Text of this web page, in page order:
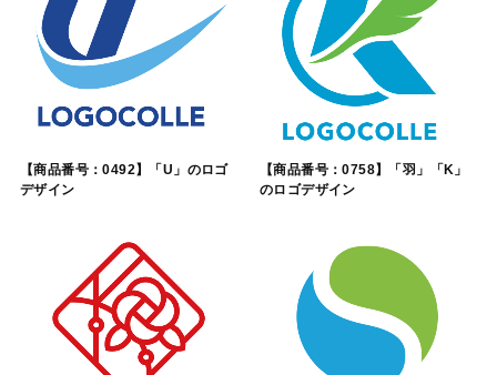
【商品番号：0492】「U」のロゴ
デザイン
【商品番号：0758】「羽」「K」
のロゴデザイン